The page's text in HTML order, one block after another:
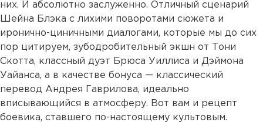
них. И абсолютно заслуженно. Отличный сценарий
Шейна Блэка с лихими поворотами сюжета и
иронично-циничными диалогами, которые мы до сих
пор цитируем, зубодробительный экшн от Тони
Скотта, классный дуэт Брюса Уиллиса и Дэймона
Уайанса, а в качестве бонуса — классический
перевод Андрея Гаврилова, идеально
вписывающийся в атмосферу. Вот вам и рецепт
боевика, ставшего по-настоящему культовым.